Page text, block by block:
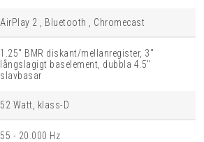
AirPlay 2 , Bluetooth , Chromecast
1.25" BMR diskant/mellanregister, 3"
långslagigt baselement, dubbla 4.5"
slavbasar
52 Watt, klass-D
55 - 20.000 Hz